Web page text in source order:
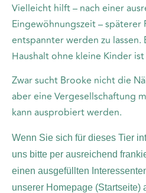
Vielleicht hilft – nach einer
Eingewöhnungszeit – späterer
entspannter werden zu
Haushalt ohne kleine Kinder
Zwar sucht Brooke nicht die
aber eine Vergesellschaftung
kann ausprobiert werden.
Wenn Sie sich für dieses Tier
uns bitte per ausreichend
einen ausgefüllten
unserer Homepage (Startseite)